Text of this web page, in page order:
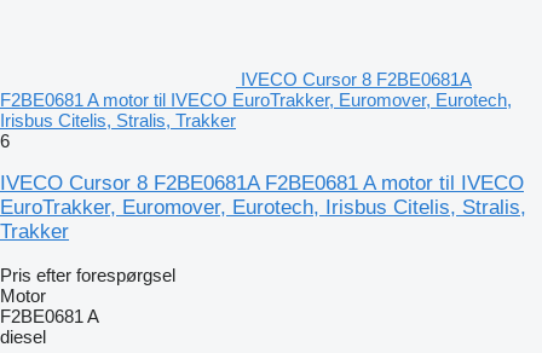
IVECO Cursor 8 F2BE0681A
F2BE0681 A motor til IVECO EuroTrakker, Euromover, Eurotech,
Irisbus Citelis, Stralis, Trakker
6
IVECO Cursor 8 F2BE0681A F2BE0681 A motor til IVECO
EuroTrakker, Euromover, Eurotech, Irisbus Citelis, Stralis,
Trakker
Pris efter forespørgsel
Motor
F2BE0681 A
diesel